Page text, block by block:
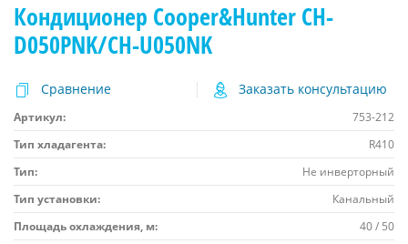
Кондиционер Cooper&Hunter CH-
D050PNK/CH-U050NK
Сравнение Заказать консультацию
Артикул:
753-212
Тип хладагента:
R410
Тип:
Не инверторный
Тип установки:
Канальный
Площадь охлаждения, м:
40 / 50